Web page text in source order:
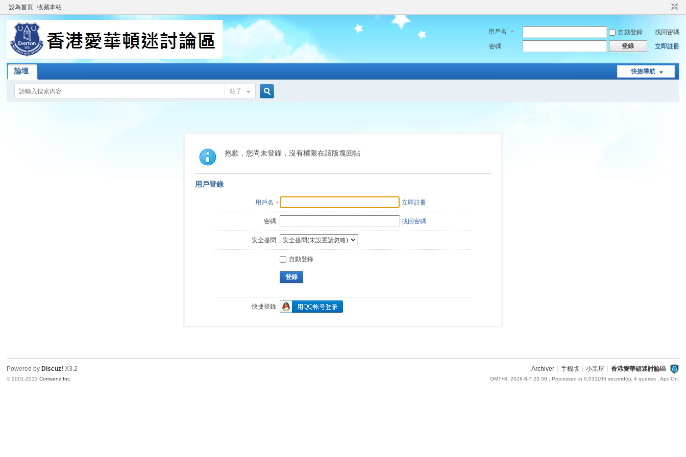
設為首頁 收藏本站
用戶名 自動登錄
找回密碼
密碼
登錄 立即註冊
快捷導航
論壇
帖子
索
抱歉，您尚未登錄，沒有權限在該版塊回帖
用戶登錄
用戶名 立即註冊
密碼: 找回密碼
安全提問:
自動登錄
登錄
快捷登錄:
Archiver 手機版 小黑屋 香港愛華頓迷討論區
GMT+8, 2026-8-7 23:50 , Processed in 0.031105 second(s), 4 queries , Apc On.
Powered by Discuz! X3.2
© 2001-2013Comsenz Inc.